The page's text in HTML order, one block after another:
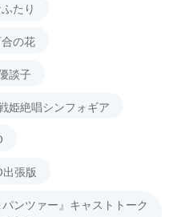
たり
の花
談子
姫絶唱シンフォギア
張版
ンツァー』キャストトーク